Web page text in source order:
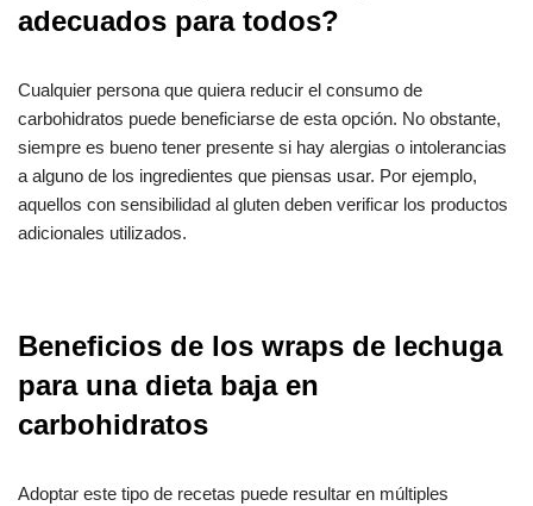
adecuados para todos?
Cualquier persona que quiera reducir el consumo de
carbohidratos puede beneficiarse de esta opción. No obstante,
siempre es bueno tener presente si hay alergias o intolerancias
a alguno de los ingredientes que piensas usar. Por ejemplo,
aquellos con sensibilidad al gluten deben verificar los productos
adicionales utilizados.
Beneficios de los wraps de lechuga
para una dieta baja en
carbohidratos
Adoptar este tipo de recetas puede resultar en múltiples